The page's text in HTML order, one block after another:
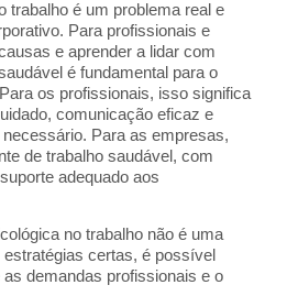
trabalho é um problema real e
Para profissionais e
e aprender a lidar com
é fundamental para o
os profissionais, isso significa
comunicação eficaz e
Para as empresas,
de trabalho saudável, com
adequado aos
no trabalho não é uma
certas, é possível
demandas profissionais e o